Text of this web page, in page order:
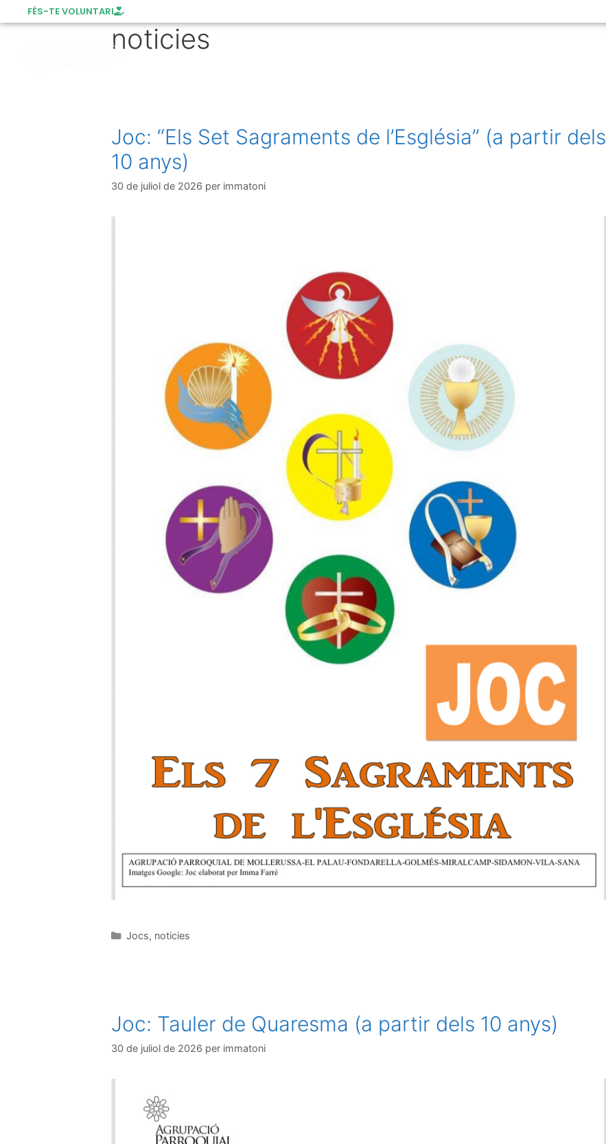
FÉS-TE VOLUNTARI
noticies
Joc: “Els Set Sagraments de l’Església” (a partir dels
10 anys)
30 de juliol de 2026 per immatoni
Jocs, noticies
Joc: Tauler de Quaresma (a partir dels 10 anys)
30 de juliol de 2026 per immatoni